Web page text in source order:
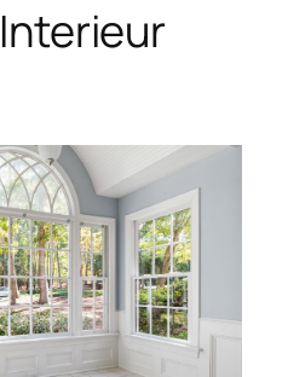
Interieur